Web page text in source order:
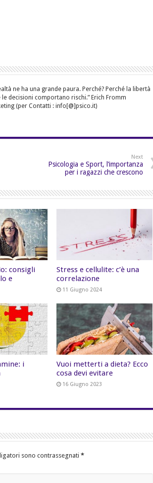
ne ha una grande paura. Perché? Perché la libertà
decisioni comportano rischi.” Erich Fromm
(per Contatti : info[@]psico.it)
Next
Psicologia e Sport, l’importanza
per i ragazzi che crescono
consigli
e
Stress e cellulite: c’è una
correlazione
11 Giugno 2024
i
Vuoi metterti a dieta? Ecco
cosa devi evitare
16 Giugno 2023
sono contrassegnati *